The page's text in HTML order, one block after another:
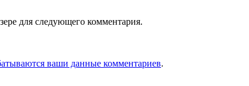
для следующего комментария.
ваши данные комментариев.